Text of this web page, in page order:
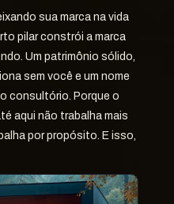
sua marca na vida
pilar constrói a marca
Um patrimônio sólido,
sem você e um nome
consultório. Porque o
aqui não trabalha mais
por propósito. E isso,